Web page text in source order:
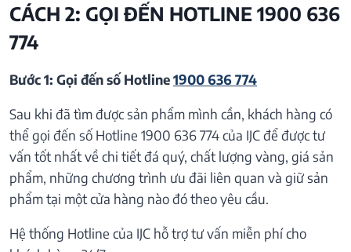
CÁCH 2: GỌI ĐẾN HOTLINE 1900 636
774
Bước 1: Gọi đến số Hotline1900 636 774
Sau khi đã tìm được sản phẩm mình cần, khách hàng có
thể gọi đến số Hotline 1900 636 774 của IJC để được tư
vấn tốt nhất về chi tiết đá quý, chất lượng vàng, giá sản
phẩm, những chương trình ưu đãi liên quan và giữ sản
phẩm tại một cửa hàng nào đó theo yêu cầu.
Hệ thống Hotline của IJC hỗ trợ tư vấn miễn phí cho